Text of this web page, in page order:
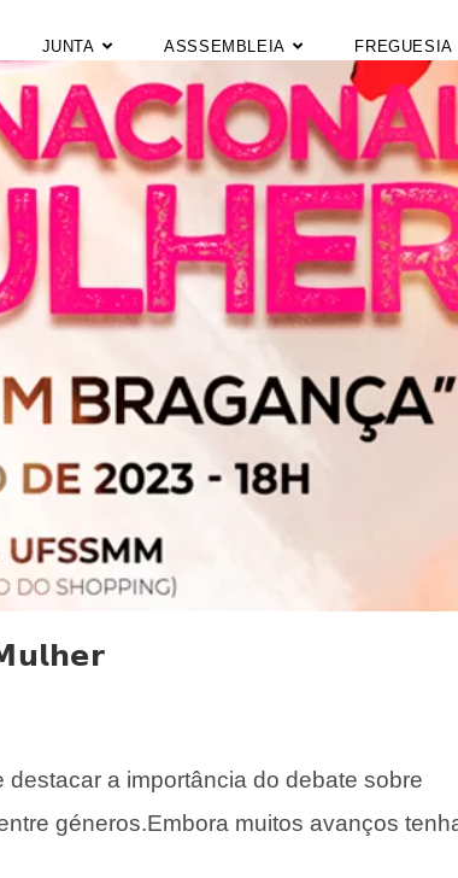
JUNTA ASSSEMBLEIA FREGUESIA
a importância do debate sobre
géneros.Embora muitos avanços